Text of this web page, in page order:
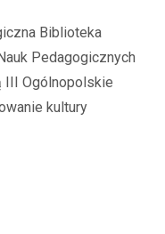
Biblioteka
Pedagogicznych
III Ogólnopolskie
kultury